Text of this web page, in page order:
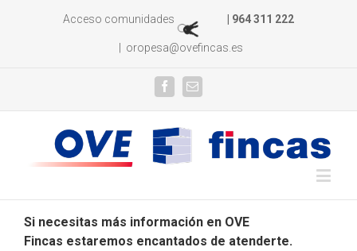
Acceso comunidades | 964 311 222
oropesa@ovefincas.es
Si necesitas más información en OVE
Fincas estaremos encantados de atenderte.